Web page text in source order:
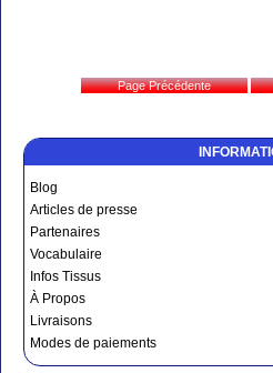
Blog
Articles de presse
Partenaires
Vocabulaire
Infos Tissus
À Propos
Livraisons
Modes de paiements